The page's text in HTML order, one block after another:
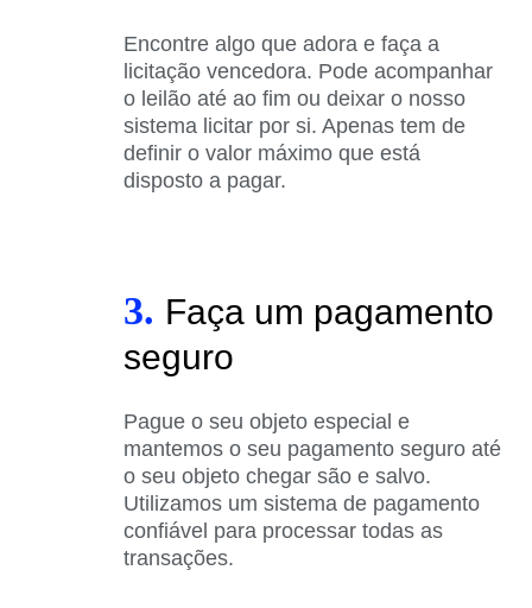
Encontre algo que adora e faça a
licitação vencedora. Pode acompanhar
o leilão até ao fim ou deixar o nosso
sistema licitar por si. Apenas tem de
definir o valor máximo que está
disposto a pagar.
3. Faça um pagamento
seguro
Pague o seu objeto especial e
mantemos o seu pagamento seguro até
o seu objeto chegar são e salvo.
Utilizamos um sistema de pagamento
confiável para processar todas as
transações.